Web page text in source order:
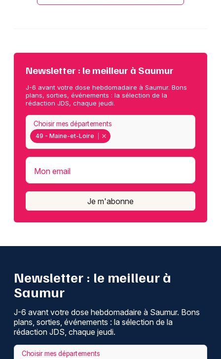
Newsletter : le meilleur à Saumur
J-6 avant votre dose hebdomadaire à Saumur. Bons
plans, sorties, événements : la sélection de la
rédaction JDS, chaque jeudi.
49 - Maine-et-Loire
Choisir mes départements
Mon email
Je m'abonne
Newsletter : le meilleur à
Saumur
J-6 avant votre dose hebdomadaire à Saumur. Bons
plans, sorties, événements : la sélection de la
rédaction JDS, chaque jeudi.
Choisir mes départements